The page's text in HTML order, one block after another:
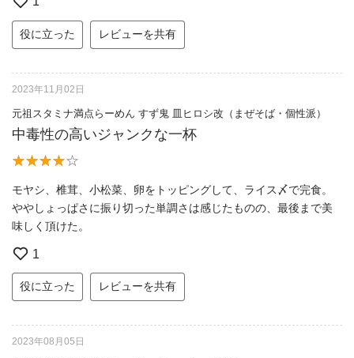
役に立った レビューを共有
2023年11月02日
元祖スタミナ満点らーめん すず鬼 皿ヒロシ改（まぜそば・個性派）
中毒性の高いジャンクな一杯
モヤシ、椎茸、小松菜、卵をトッピングして、ライス〆で完食。
ややしょっぱさに振り切った単調さは感じたものの、最後まで美
味しく頂けた。
1
役に立った レビューを共有
2023年08月05日